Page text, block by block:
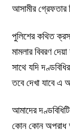
আসামীর গ্রেফতার
পুলিশের কথিত
মামলার বিবরণ
সাথে যদি
তবে দেখা যাবে এ
আমাদের
কোন কোন অপরাধ